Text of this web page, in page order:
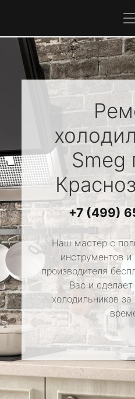
Smeg
+7 (499)
Наш мастер с
инструментов
производителя
Вас и сделает
холодильников